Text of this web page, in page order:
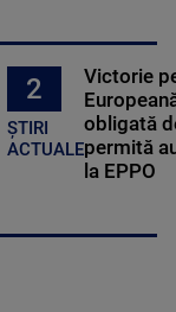
2
ȘTIRI
ACTUALE
Victorie
obligată
permită
la EPPO